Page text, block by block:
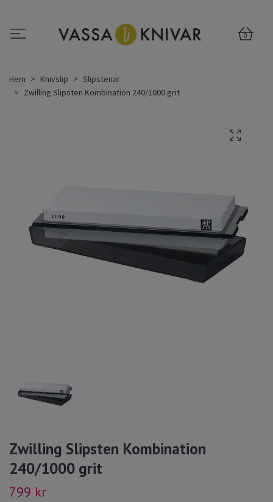
0
Hem Knivslip
Slipstenar
Zwilling Slipsten Kombination 240/1000 grit
Zwilling Slipsten Kombination
240/1000 grit
799 kr